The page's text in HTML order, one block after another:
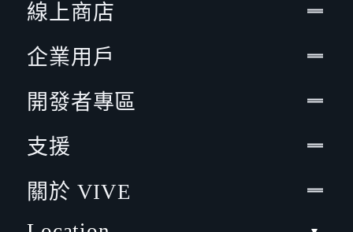
線上商店
企業用戶
開發者專區
支援
關於 VIVE